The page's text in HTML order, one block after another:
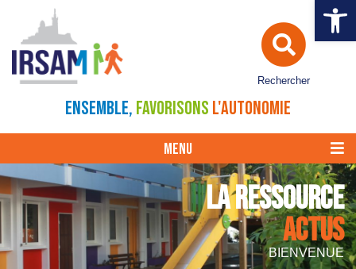
Ouvrir
Rechercher
ENSEMBLE, FAVORISONS L'AUTONOMIE
MENU
LA RESSOURCE
ACTUS
BIENVENUE